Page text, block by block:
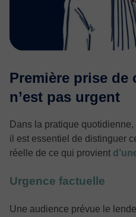
Première prise
n’est pas urgent
Dans la pratique
il est essentiel de distinguer
réelle de ce qui provient
Urgence factuelle
Une audience prévue le